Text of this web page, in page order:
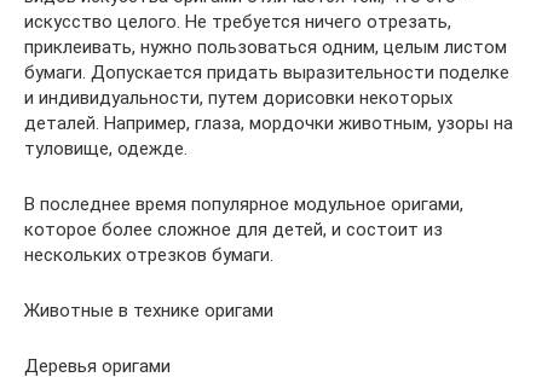
искусство целого. Не требуется ничего отрезать,
приклеивать, нужно пользоваться одним, целым листом
бумаги. Допускается придать выразительности поделке
и индивидуальности, путем дорисовки некоторых
деталей. Например, глаза, мордочки животным, узоры на
туловище, одежде.
В последнее время популярное модульное оригами,
которое более сложное для детей, и состоит из
нескольких отрезков бумаги.
Животные в технике оригами
Деревья оригами